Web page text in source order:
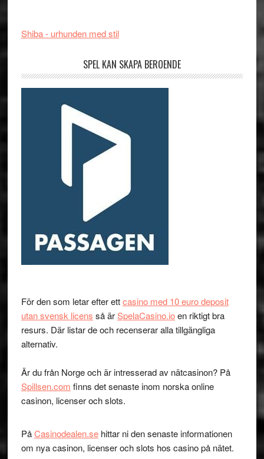
Shiba - urhunden med stil
SPEL KAN SKAPA BEROENDE
För den som letar efter ettcasino med 10 euro deposit
utan svensk licens så ärSpelaCasino.ioen riktigt bra
resurs. Där listar de och recenserar alla tillgängliga
alternativ.
Är du från Norge och är intresserad av nätcasinon? På
Spillsen.com finns det senaste inom norska online
casinon, licenser och slots.
PåCasinodealen.sehittar ni den senaste informationen
om nya casinon, licenser och slots hos casino på nätet.